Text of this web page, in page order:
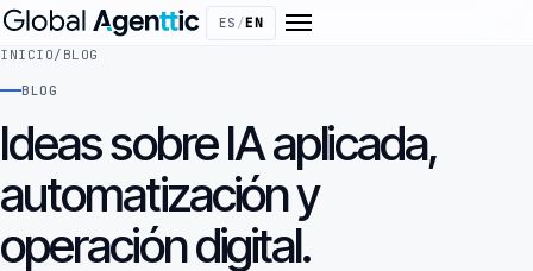
ES /EN
INICIO/ BLOG
BLOG
Ideas sobre IA aplicada,
automatización y
operación digital.